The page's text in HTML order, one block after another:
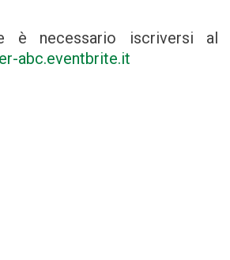
è necessario iscriversi al
abc.eventbrite.it